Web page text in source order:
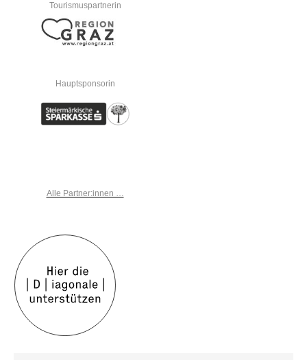
Tourismuspartnerin
Hauptsponsorin
Alle Partner:innen …